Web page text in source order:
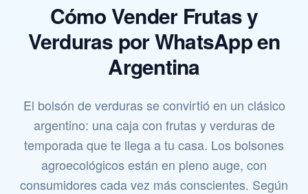
Cómo Vender Frutas y
Verduras por WhatsApp en
Argentina
El bolsón de verduras se convirtió en un clásico
argentino: una caja con frutas y verduras de
temporada que te llega a tu casa. Los bolsones
agroecológicos están en pleno auge, con
consumidores cada vez más conscientes. Según